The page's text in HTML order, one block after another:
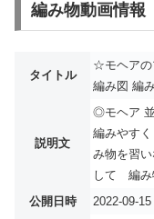
編み物動画情報
タイトル
☆モヘアの
編み図 編
説明文
◎モヘア
編みやす
み物を習
して 編み
公開日時
2022-09-